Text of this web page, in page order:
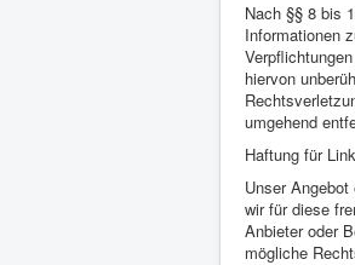
Nach §§ 8 bis
Informationen
hiervon
umgehend
Haftung für
Unser
wir für diese
Anbieter oder
mögliche